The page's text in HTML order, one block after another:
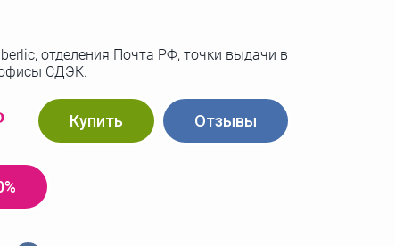
отделения Почта РФ, точки выдачи в
офисы СДЭК.
Купить Отзывы